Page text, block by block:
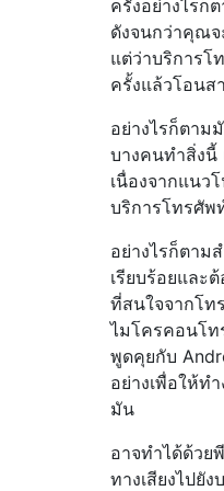
ครั้งอย่างไร
ดังจนกว่าคุณจ
แต่ว่าบริการโ
ครั้งแล้วโอนส
อย่างไรก็ตาม
บางคนทำสิ่งนี้
เนื่องจากแนว
บริการโทรศั
อย่างไรก็ตาม
เรียบร้อยและ
ที่สนใจจากโท
ไมโครคอนโท
พูดคุยกับ
อย่างเพื่อให้ท
มัน
อาจทำได้ด้วย
ทางเสียงไปยั